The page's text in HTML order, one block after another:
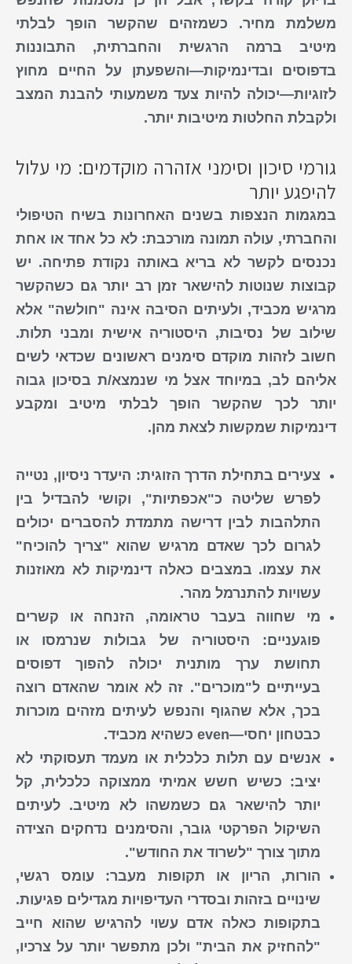
משלמת מחיר. כשמזהים שהקשר הופך לבלתי
מיטיב ברמה הרגשית והחברתית, התבוננות
בדפוסים ובדינמיקות—והשפעתן על החיים מחוץ
לזוגיות—יכולה להיות צעד משמעותי להבנת המצב
ולקבלת החלטות מיטיבות יותר.
גורמי סיכון וסימני אזהרה מוקדמים: מי עלול
להיפגע יותר
במגמות הנצפות בשנים האחרונות בשיח הטיפולי
והחברתי, עולה תמונה מורכבת: לא כל אחד או אחת
נכנסים לקשר לא בריא באותה נקודת פתיחה. יש
קבוצות שנוטות להישאר זמן רב יותר גם כשהקשר
מרגיש מכביד, ולעיתים הסיבה אינה "חולשה" אלא
שילוב של נסיבות, היסטוריה אישית ומבני תלות.
חשוב לזהות מוקדם סימנים ראשונים שכדאי לשים
אליהם לב, במיוחד אצל מי שנמצא/ת בסיכון גבוה
יותר לכך שהקשר הופך לבלתי מיטיב ומקבע
דינמיקות שמקשות לצאת מהן.
צעירים בתחילת הדרך הזוגית: היעדר ניסיון, נטייה
לפרש שליטה כ"אכפתיות", וקושי להבדיל בין
התלהבות לבין דרישה מתמדת להסברים יכולים
לגרום לכך שאדם מרגיש שהוא "צריך להוכיח"
את עצמו. במצבים כאלה דינמיקות לא מאוזנות
עשויות להתנרמל מהר.
מי שחווה בעבר טראומה, הזנחה או קשרים
פוגעניים: היסטוריה של גבולות שנרמסו או
תחושת ערך מותנית יכולה להפוך דפוסים
בעייתיים ל"מוכרים". זה לא אומר שהאדם רוצה
בכך, אלא שהגוף והנפש לעיתים מזהים מוכרות
כבטחון יחסי—even כשהיא מכביד.
אנשים עם תלות כלכלית או מעמד תעסוקתי לא
יציב: כשיש חשש אמיתי ממצוקה כלכלית, קל
יותר להישאר גם כשמשהו לא מיטיב. לעיתים
השיקול הפרקטי גובר, והסימנים נדחקים הצידה
מתוך צורך "לשרוד את החודש".
הורות, הריון או תקופות מעבר: עומס רגשי,
שינויים בזהות ובסדרי העדיפויות מגדילים פגיעות.
בתקופות כאלה אדם עשוי להרגיש שהוא חייב
"להחזיק את הבית" ולכן מתפשר יותר על צרכיו,